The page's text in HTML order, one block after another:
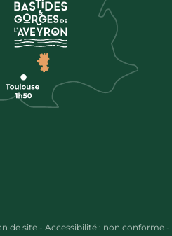
de site - Accessibilité : non conforme -